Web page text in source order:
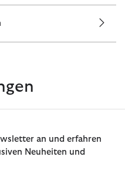
an und erfahren
Neuheiten und